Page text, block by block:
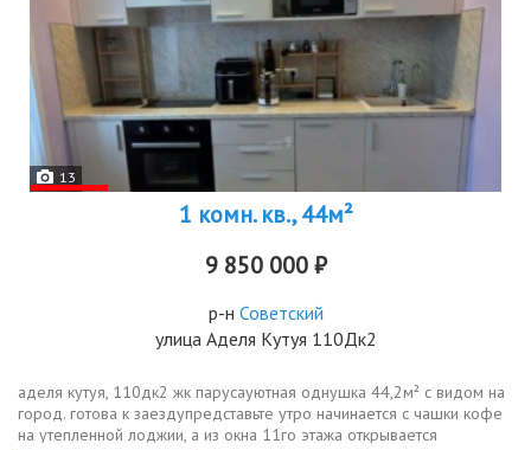
13
1 комн. кв., 44м²
9 850 000 ₽
р-н Советский
улица Аделя Кутуя 110Дк2
аделя кутуя, 110дк2 жк парусауютная однушка 44,2м² с видом на
город. готова к заездупредставьте утро начинается с чашки кофе
на утепленной лоджии, а из окна 11го этажа открывается